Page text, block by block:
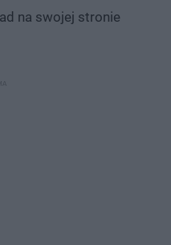
na swojej stronie